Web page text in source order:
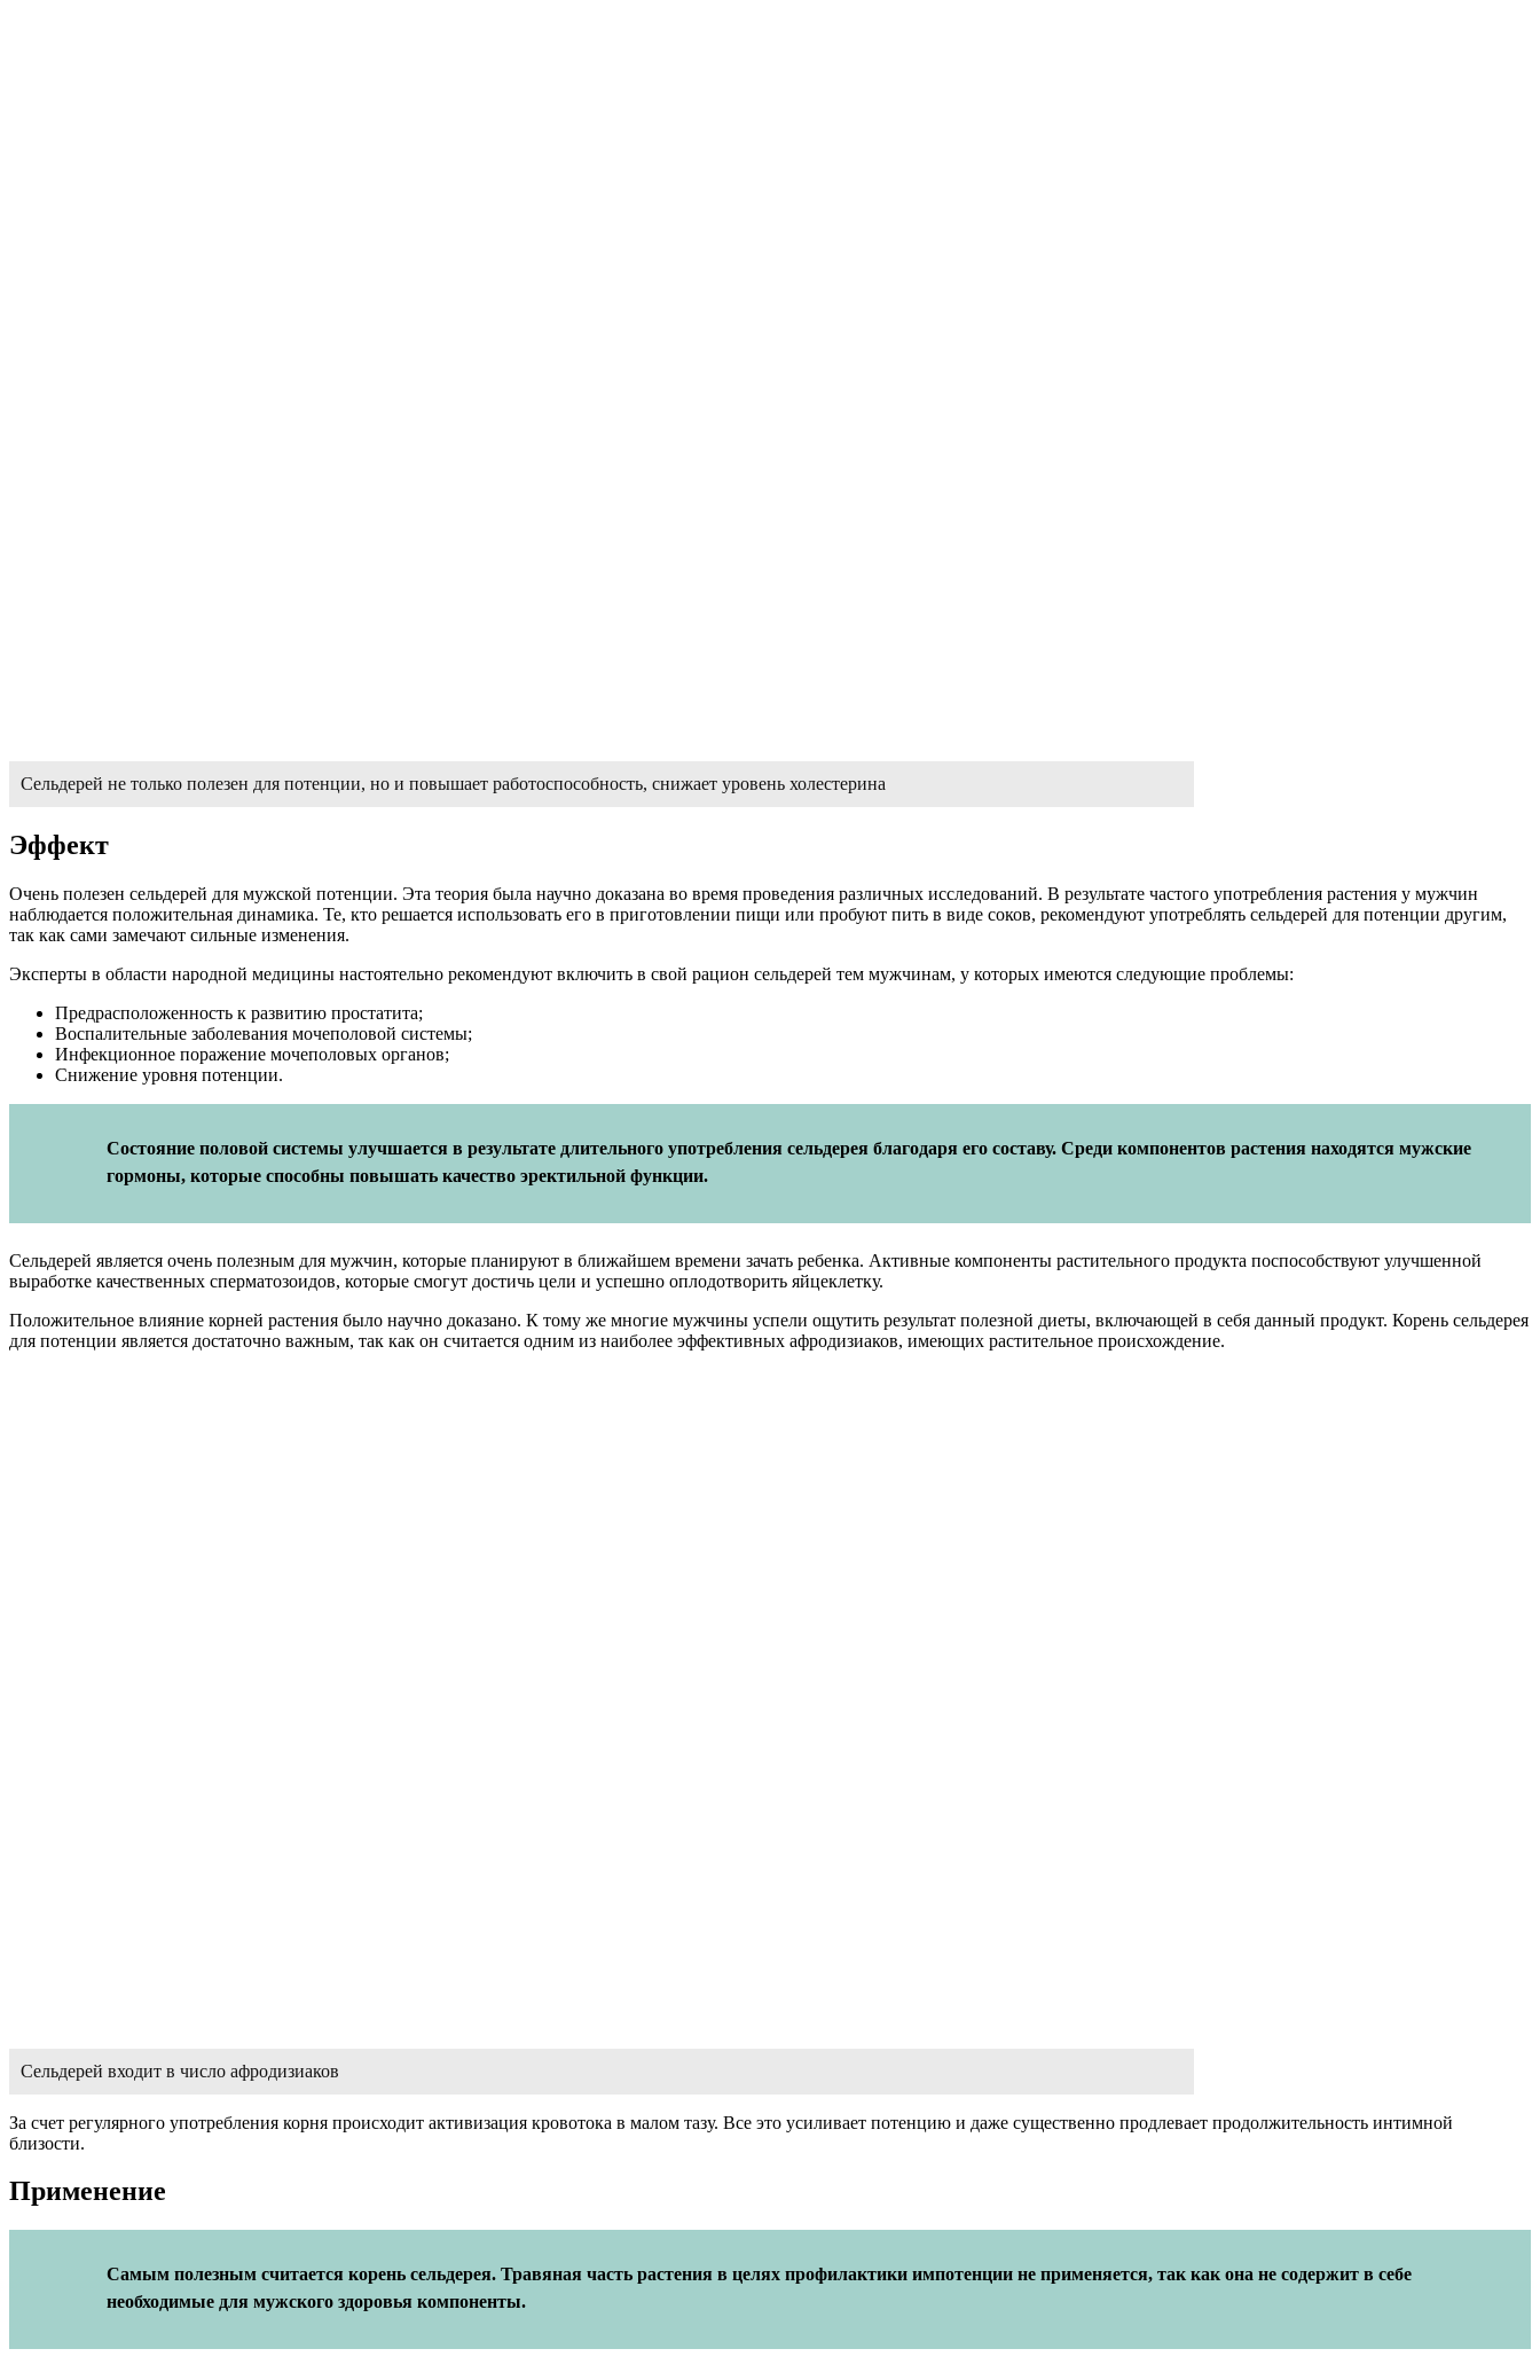
Сельдерей не только полезен для потенции, но и повышает работоспособность, снижает уровень холестерина
Эффект
Очень полезен сельдерей для мужской потенции. Эта теория была научно доказана во время проведения различных исследований. В результате частого употребления растения у мужчин
наблюдается положительная динамика. Те, кто решается использовать его в приготовлении пищи или пробуют пить в виде соков, рекомендуют употреблять сельдерей для потенции другим,
так как сами замечают сильные изменения.
Эксперты в области народной медицины настоятельно рекомендуют включить в свой рацион сельдерей тем мужчинам, у которых имеются следующие проблемы:
Предрасположенность к развитию простатита;
Воспалительные заболевания мочеполовой системы;
Инфекционное поражение мочеполовых органов;
Снижение уровня потенции.
Состояние половой системы улучшается в результате длительного употребления сельдерея благодаря его составу. Среди компонентов растения находятся мужские
гормоны, которые способны повышать качество эректильной функции.
Сельдерей является очень полезным для мужчин, которые планируют в ближайшем времени зачать ребенка. Активные компоненты растительного продукта поспособствуют улучшенной
выработке качественных сперматозоидов, которые смогут достичь цели и успешно оплодотворить яйцеклетку.
Положительное влияние корней растения было научно доказано. К тому же многие мужчины успели ощутить результат полезной диеты, включающей в себя данный продукт. Корень сельдерея
для потенции является достаточно важным, так как он считается одним из наиболее эффективных афродизиаков, имеющих растительное происхождение.
Сельдерей входит в число афродизиаков
За счет регулярного употребления корня происходит активизация кровотока в малом тазу. Все это усиливает потенцию и даже существенно продлевает продолжительность интимной
близости.
Применение
Самым полезным считается корень сельдерея. Травяная часть растения в целях профилактики импотенции не применяется, так как она не содержит в себе
необходимые для мужского здоровья компоненты.